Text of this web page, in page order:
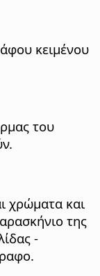
κειμένου
του
χρώματα και
της
-